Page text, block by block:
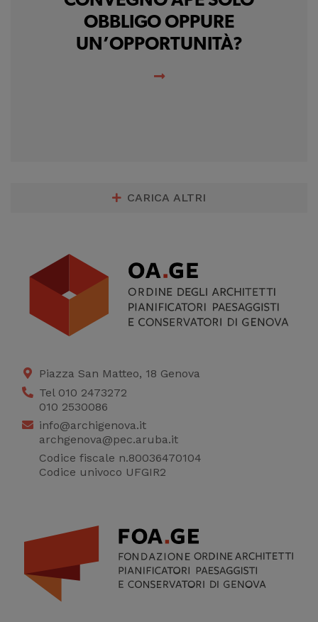
OBBLIGO OPPURE
UN’OPPORTUNITÀ?
CARICA ALTRI
Piazza San Matteo, 18 Genova
Tel 010 2473272
010 2530086
info@archigenova.it
archgenova@pec.aruba.it
Codice fiscale n.80036470104
Codice univoco UFGIR2